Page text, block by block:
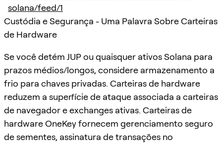
solana/feed/1
Custódia e Segurança - Uma Palavra Sobre Carteiras
de Hardware
Se você detém JUP ou quaisquer ativos Solana para
prazos médios/longos, considere armazenamento a
frio para chaves privadas. Carteiras de hardware
reduzem a superfície de ataque associada a carteiras
de navegador e exchanges ativas. Carteiras de
hardware OneKey fornecem gerenciamento seguro
de sementes, assinatura de transações no